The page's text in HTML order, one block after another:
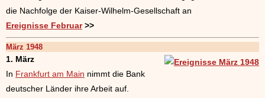
die Nachfolge der Kaiser-Wilhelm-Gesellschaft an
Ereignisse Februar>>
März 1948
1. März
In Frankfurt am Main nimmt die Bank
deutscher Länder ihre Arbeit auf.